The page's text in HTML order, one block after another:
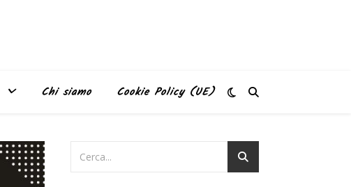
Chi siamo Cookie Policy (UE)